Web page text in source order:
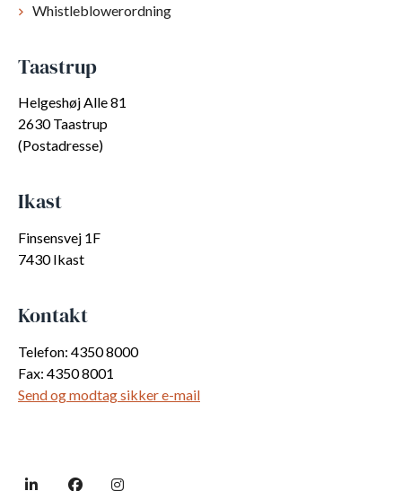
Whistleblowerordning
Taastrup
Helgeshøj Alle 81
2630 Taastrup
(Postadresse)
Ikast
Finsensvej 1F
7430 Ikast
Kontakt
Telefon: 4350 8000
Fax: 4350 8001
Send og modtag sikker e-mail